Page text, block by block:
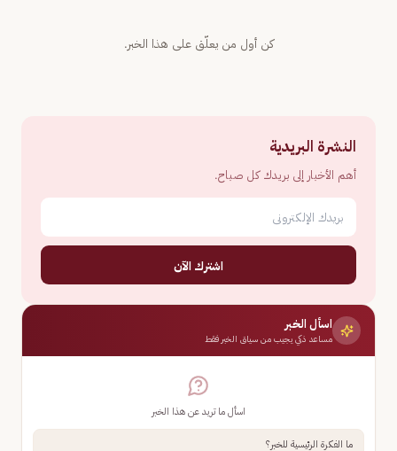
كن أول من يعلّق على هذا الخبر.
النشرة البريدية
أهم الأخبار إلى بريدك كل صباح.
اشترك الآن
اسأل الخبر
مساعد ذكي يجيب من سياق الخبر فقط
اسأل ما تريد عن هذا الخبر
ما الفكرة الرئيسية للخبر؟